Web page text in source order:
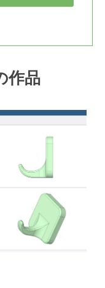
作品